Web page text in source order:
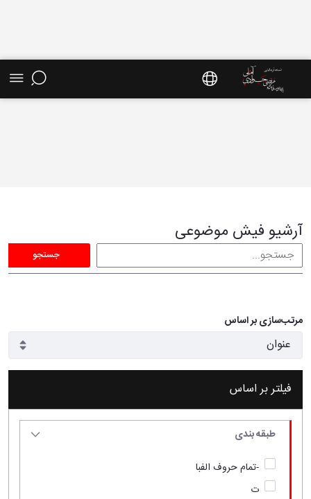
آرشیو فیش موضوعی
جستجو
مرتب‌سازی بر اساس
فیلتر بر اساس
طبقه بندی
-تمام حروف الفبا
ت